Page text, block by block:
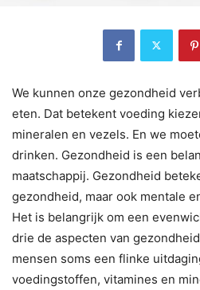
We kunnen onze gezondheid
eten. Dat betekent voeding
mineralen en vezels. En we
drinken. Gezondheid is een
maatschappij. Gezondheid
gezondheid, maar ook mentale
Het is belangrijk om een
drie de aspecten van
mensen soms een flinke
voedingstoffen, vitamines en